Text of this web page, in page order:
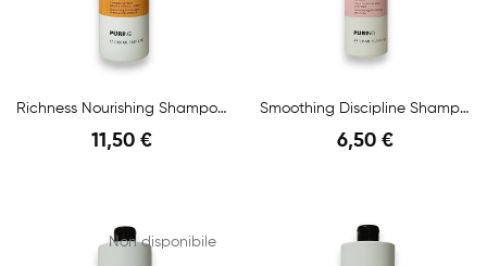
Richness Nourishing Shampoo Ph 5,3 - 5,7 1000ml
11,50 €
Smoothing Discipline Shampoo 300Ml
6,50 €
Non disponibile